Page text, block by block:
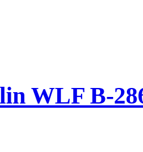
WLF B-